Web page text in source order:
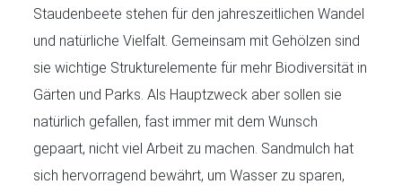
Staudenbeete stehen für den jahreszeitlichen Wandel
und natürliche Vielfalt. Gemeinsam mit Gehölzen sind
sie wichtige Strukturelemente für mehr Biodiversität in
Gärten und Parks. Als Hauptzweck aber sollen sie
natürlich gefallen, fast immer mit dem Wunsch
gepaart, nicht viel Arbeit zu machen. Sandmulch hat
sich hervorragend bewährt, um Wasser zu sparen,